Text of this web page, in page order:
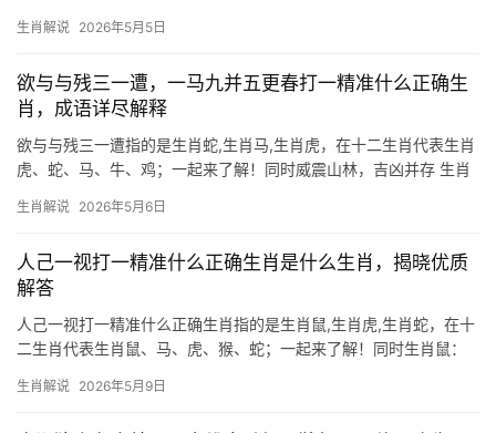
为百兽之王，天生带着一股桀骜不驯的野性，行事果敢，不屑于世
生肖解说 2026年5月5日
欲与与残三一遭，一马九并五更春打一精准什么正确生
肖，成语详尽解释
欲与与残三一遭指的是生肖蛇,生肖马,生肖虎，在十二生肖代表生肖
虎、蛇、马、牛、鸡；一起来了解！同时威震山林，吉凶并存 生肖
年对属虎人而言极为难得，流年“驿马”星动，事业有望突破瓶颈，尤
生肖解说 2026年5月6日
人己一视打一精准什么正确生肖是什么生肖，揭晓优质
解答
人己一视打一精准什么正确生肖指的是生肖鼠,生肖虎,生肖蛇，在十
二生肖代表生肖鼠、马、虎、猴、蛇；一起来了解！同时生肖鼠：
“破财不止”之困，尤其29岁至51岁者，项目被抢或团队停滞风险极
生肖解说 2026年5月9日